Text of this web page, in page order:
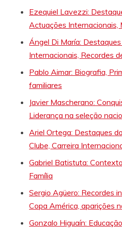
Ezequiel Lavezzi:
Actuações Internacionais,
Ángel Di María:
Internacionais, Recordes
Pablo Aimar: Biografia,
familiares
Javier Mascherano:
Liderança na seleção
Ariel Ortega: Destaques
Clube, Carreira
Gabriel Batistuta:
Família
Sergio Agüero: Recordes
Copa América, aparições
Gonzalo Higuaín: